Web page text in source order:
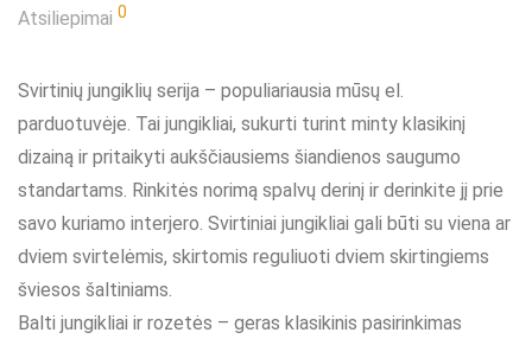
Atsiliepimai 0
Svirtinių jungiklių serija – populiariausia mūsų el.
parduotuvėje. Tai jungikliai, sukurti turint minty klasikinį
dizainą ir pritaikyti aukščiausiems šiandienos saugumo
standartams. Rinkitės norimą spalvų derinį ir derinkite jį prie
savo kuriamo interjero. Svirtiniai jungikliai gali būti su viena ar
dviem svirtelėmis, skirtomis reguliuoti dviem skirtingiems
šviesos šaltiniams.
Balti jungikliai ir rozetės – geras klasikinis pasirinkimas